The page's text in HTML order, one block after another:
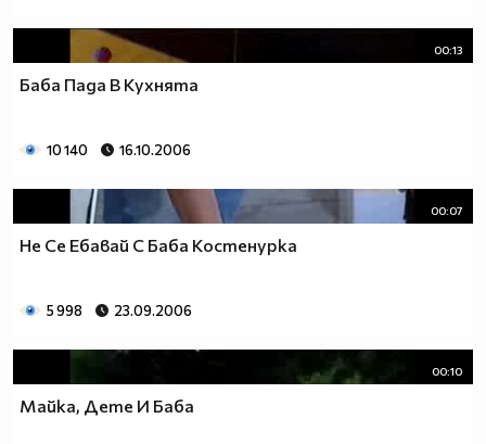
00:13
Баба Пада В Кухнята
10 140 16.10.2006
00:07
Не Се Ебавай С Баба Костенурка
5 998 23.09.2006
00:10
Майка, Дете И Баба